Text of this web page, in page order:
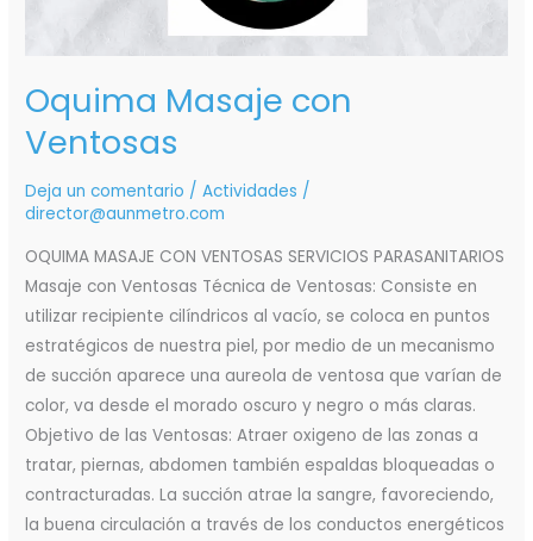
Oquima Masaje con
Ventosas
Deja un comentario /Actividades /
director@aunmetro.com
OQUIMA MASAJE CON VENTOSAS SERVICIOS PARASANITARIOS
Masaje con Ventosas Técnica de Ventosas: Consiste en
utilizar recipiente cilíndricos al vacío, se coloca en puntos
estratégicos de nuestra piel, por medio de un mecanismo
de succión aparece una aureola de ventosa que varían de
color, va desde el morado oscuro y negro o más claras.
Objetivo de las Ventosas: Atraer oxigeno de las zonas a
tratar, piernas, abdomen también espaldas bloqueadas o
contracturadas. La succión atrae la sangre, favoreciendo,
la buena circulación a través de los conductos energéticos